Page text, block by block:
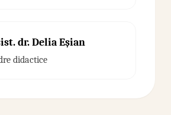
dr. Delia Eşian
didactice